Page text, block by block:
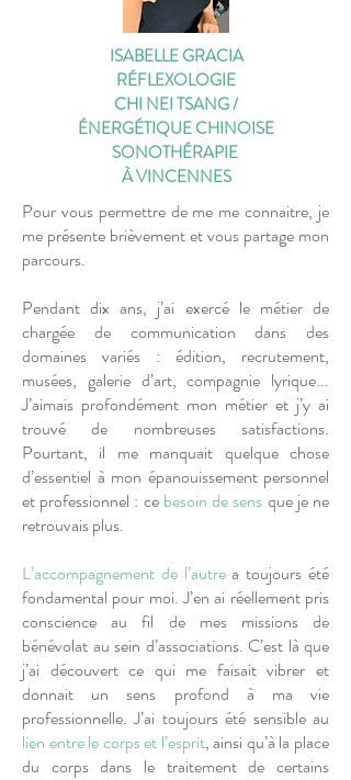
ISABELLE GRACIA
RÉFLEXOLOGIE
CHI NEI TSANG /
ÉNERGÉTIQUE CHINOISE
SONOTHÉRAPIE
À VINCENNES
Pour vous permettre de me me connaitre, je
me présente brièvement et vous partage mon
parcours.
Pendant dix ans, j’ai exercé le métier de
chargée de communication dans des
domaines variés : édition, recrutement,
musées, galerie d’art, compagnie lyrique...
J’aimais profondément mon métier et j’y ai
trouvé de nombreuses satisfactions.
Pourtant, il me manquait quelque chose
d’essentiel à mon épanouissement personnel
et professionnel : ce besoin de sens que je ne
retrouvais plus.
L’accompagnement de l’autrea toujours été
fondamental pour moi. J’en ai réellement pris
conscience au fil de mes missions de
bénévolat au sein d’associations. C’est là que
j’ai découvert ce qui me faisait vibrer et
donnait un sens profond à ma vie
professionnelle. J’ai toujours été sensible au
lien entre le corps et l’esprit, ainsi qu’à la place
du corps dans le traitement de certains